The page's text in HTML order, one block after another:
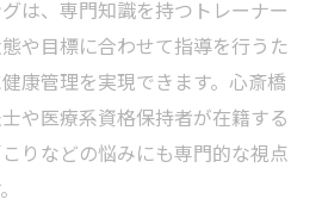
は、専門知識を持つトレーナー
や目標に合わせて指導を行うた
康管理を実現できます。心斎橋
や医療系資格保持者が在籍する
りなどの悩みにも専門的な視点